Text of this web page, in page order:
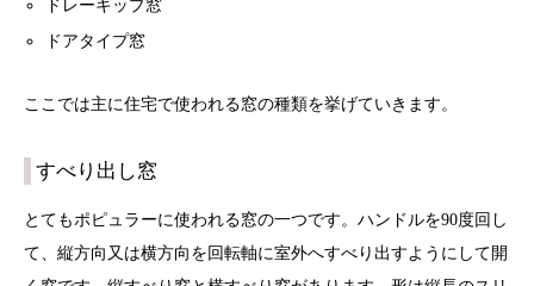
ドレーキップ窓
ドアタイプ窓
ここでは主に住宅で使われる窓の種類を挙げていきます。
すべり出し窓
とてもポピュラーに使われる窓の一つです。ハンドルを90度回し
て、縦方向又は横方向を回転軸に室外へすべり出すようにして開